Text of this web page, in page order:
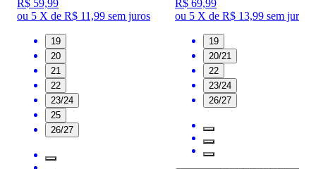
R$ 59,99
ou 5 X de R$ 11,99 sem juros
19
20
21
22
23/24
25
26/27
R$ 69,99
ou 5 X de R$ 13,99 sem juros
19
20/21
22
23/24
26/27